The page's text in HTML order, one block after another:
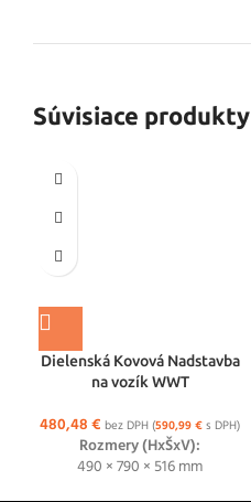
Súvisiace produkty
Dielenská Kovová Nadstavba
na vozík WWT
480,48€ bez DPH (590,99€s DPH)
Rozmery (HxŠxV):
490 × 790 × 516 mm